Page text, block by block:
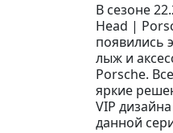
В сезоне
Head |
появились
лыж и
Porsche.
яркие
VIP
данной